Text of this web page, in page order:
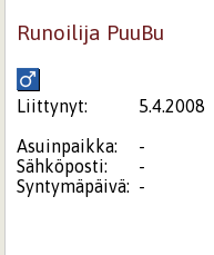
Runoilija PuuBu
Liittynyt:
5.4.2008
Asuinpaikka:
-
Sähköposti:
-
Syntymäpäivä: -